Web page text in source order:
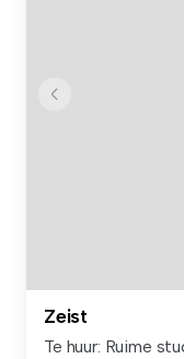
Zeist
Te huur: Ruime